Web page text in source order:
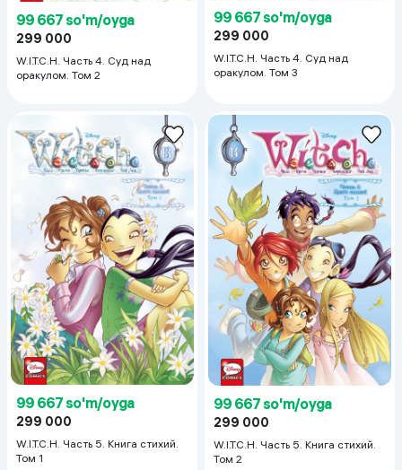
99 667 so'm/oyga
299 000
W.I.T.C.H. Часть 4. Суд над
оракулом. Том 2
99 667 so'm/oyga
299 000
W.I.T.C.H. Часть 4. Суд над
оракулом. Том 3
99 667 so'm/oyga
299 000
W.I.T.C.H. Часть 5. Книга стихий.
Том 1
99 667 so'm/oyga
299 000
W.I.T.C.H. Часть 5. Книга стихий.
Том 2